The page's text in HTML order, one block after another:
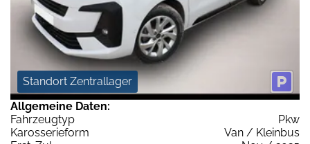
Standort Zentrallager
Allgemeine Daten:
Fahrzeugtyp
Pkw
Karosserieform
Van / Kleinbus